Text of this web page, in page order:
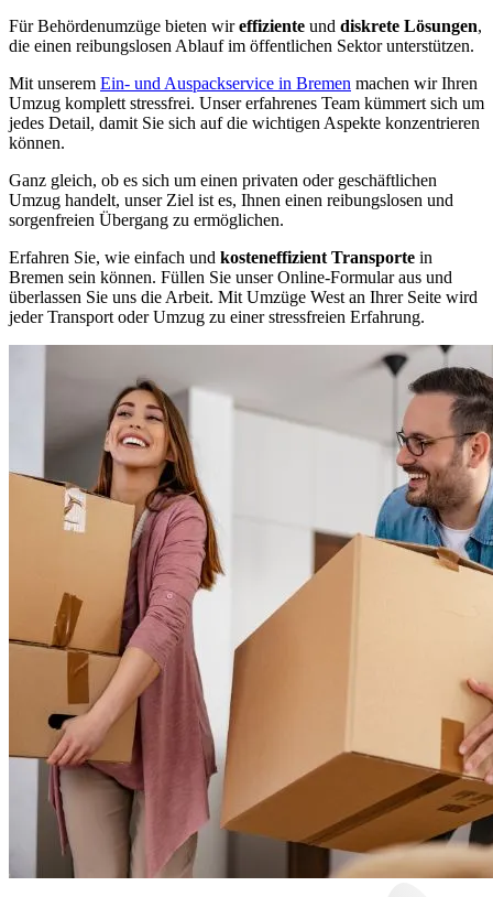
Für Behördenumzüge bieten wireffiziente und diskrete Lösungen,
die einen reibungslosen Ablauf im öffentlichen Sektor unterstützen.
Mit unserem Ein- und Auspackservice in Bremen machen wir Ihren
Umzug komplett stressfrei. Unser erfahrenes Team kümmert sich um
jedes Detail, damit Sie sich auf die wichtigen Aspekte konzentrieren
können.
Ganz gleich, ob es sich um einen privaten oder geschäftlichen
Umzug handelt, unser Ziel ist es, Ihnen einen reibungslosen und
sorgenfreien Übergang zu ermöglichen.
Erfahren Sie, wie einfach und kosteneffizient Transporte in
Bremen sein können. Füllen Sie unser Online-Formular aus und
überlassen Sie uns die Arbeit. Mit Umzüge West an Ihrer Seite wird
jeder Transport oder Umzug zu einer stressfreien Erfahrung.